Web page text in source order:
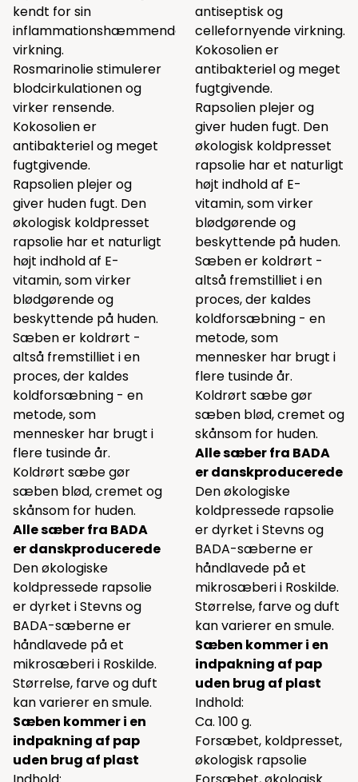
kendt for sin
inflammationshæmmende
virkning.
Rosmarinolie stimulerer
blodcirkulationen og
virker rensende.
Kokosolien er
antibakteriel og meget
fugtgivende.
Rapsolien plejer og
giver huden fugt. Den
økologisk koldpresset
rapsolie har et naturligt
højt indhold af E-
vitamin, som virker
blødgørende og
beskyttende på huden.
Sæben er koldrørt -
altså fremstilliet i en
proces, der kaldes
koldforsæbning - en
metode, som
mennesker har brugt i
flere tusinde år.
Koldrørt sæbe gør
sæben blød, cremet og
skånsom for huden.
Alle sæber fra BADA
er danskproducerede
Den økologiske
koldpressede rapsolie
er dyrket i Stevns og
BADA-sæberne er
håndlavede på et
mikrosæberi i Roskilde.
Størrelse, farve og duft
kan varierer en smule.
Sæben kommer i en
indpakning af pap
uden brug af plast
antiseptisk og
cellefornyende virkning.
Kokosolien er
antibakteriel og meget
fugtgivende.
Rapsolien plejer og
giver huden fugt. Den
økologisk koldpresset
rapsolie har et naturligt
højt indhold af E-
vitamin, som virker
blødgørende og
beskyttende på huden.
Sæben er koldrørt -
altså fremstilliet i en
proces, der kaldes
koldforsæbning - en
metode, som
mennesker har brugt i
flere tusinde år.
Koldrørt sæbe gør
sæben blød, cremet og
skånsom for huden.
Alle sæber fra BADA
er danskproducerede
Den økologiske
koldpressede rapsolie
er dyrket i Stevns og
BADA-sæberne er
håndlavede på et
mikrosæberi i Roskilde.
Størrelse, farve og duft
kan varierer en smule.
Sæben kommer i en
indpakning af pap
uden brug af plast
Indhold:
Ca. 100 g.
Forsæbet, koldpresset,
økologisk rapsolie